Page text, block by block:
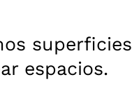
superficies
espacios.